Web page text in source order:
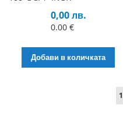
0,00 лв.
0.00 €
Добави в количката
В1